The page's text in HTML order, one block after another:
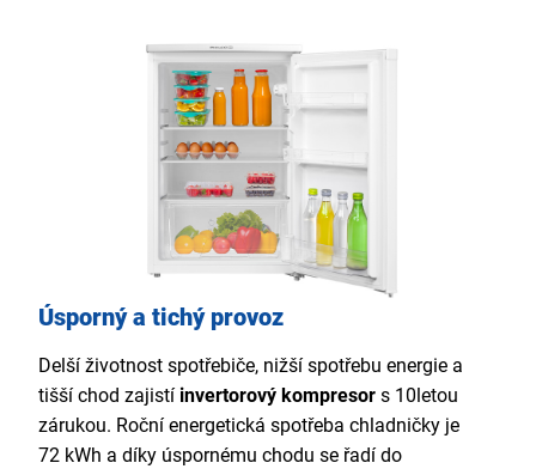
Úsporný a tichý provoz
Delší životnost spotřebiče, nižší spotřebu energie a
tišší chod zajistí invertorový kompresor s 10letou
zárukou. Roční energetická spotřeba chladničky je
72 kWh a díky úspornému chodu se řadí do